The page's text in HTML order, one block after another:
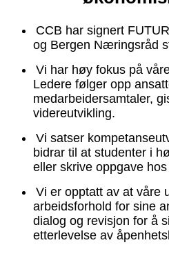
CCB har signert
og Bergen Næringsråd
Vi har høy fokus på
Ledere følger opp
medarbeidersamtaler,
videreutvikling.
Vi satser
bidrar til at studenter i
eller skrive oppgave
Vi er opptatt av at våre
arbeidsforhold for sine
dialog og revisjon for å
etterlevelse av